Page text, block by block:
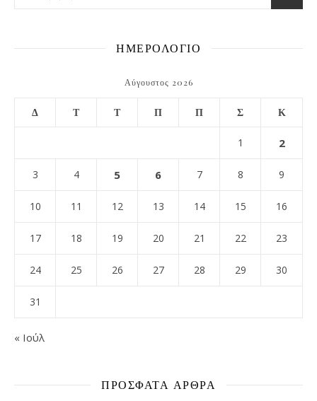
ΗΜΕΡΟΛΟΓΙΟ
Αύγουστος 2026
Δ Τ Τ Π Π Σ Κ
1 2
3 4 5 6 7 8 9
10 11 12 13 14 15 16
17 18 19 20 21 22 23
24 25 26 27 28 29 30
31
« Ιούλ
ΠΡΌΣΦΑΤΑ ΆΡΘΡΑ